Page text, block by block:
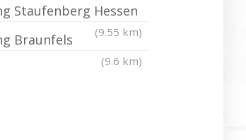
Staufenberg Hessen
(9.55 km)
Braunfels
(9.6 km)